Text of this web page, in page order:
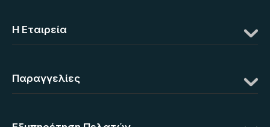
Η Eταιρεία
Παραγγελίες